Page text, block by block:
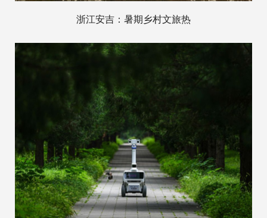
浙江安吉：暑期乡村文旅热